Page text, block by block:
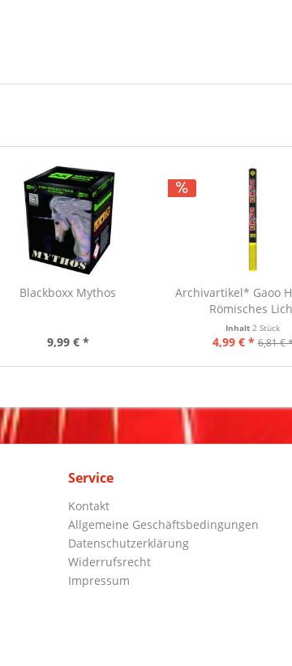
Blackboxx Mythos
9,99 € *
Archivartikel* Gaoo
Römisches
Inhalt2 Stück
4,99 € * 6,81 €
Service
Kontakt
Allgemeine Geschäftsbedingungen
Datenschutzerklärung
Widerrufsrecht
Impressum